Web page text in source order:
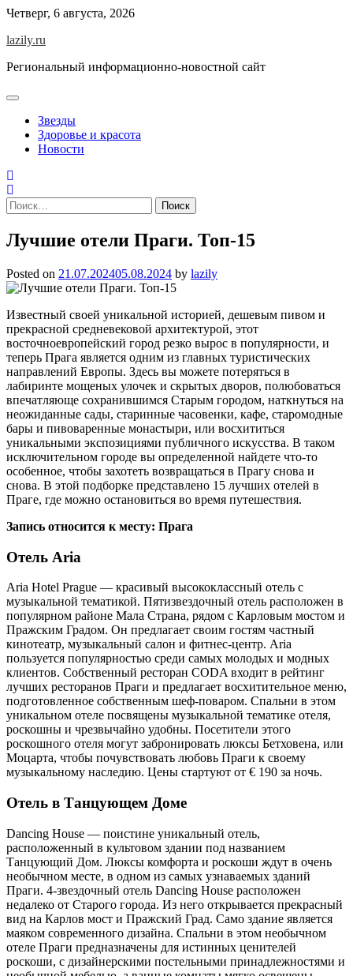
Skip
content
Четверг, 6 августа, 2026
lazily.ru
Региональный информационно-новостной сайт
Звезды
Здоровье и красота
Новости
Найти:
Лучшие отели Праги. Топ-15
Posted on 21.07.202405.08.2024 by lazily
Известный своей уникальной историей, дешевым пивом и
прекрасной средневековой архитектурой, этот
восточноевропейский город резко вырос в популярности, и
теперь Прага является одним из главных туристических
направлений Европы. Здесь вы можете потеряться в
лабиринте мощеных улочек и скрытых дворов, полюбоваться
впечатляюще сохранившимся Старым городом, наткнуться на
неожиданные сады, старинные часовенки, кафе, старомодные
бары и пивоваренные монастыри, или восхититься
уникальными экспозициями публичного искусства. В таком
исключительном городе вы определенной найдете что-то
особенное, чтобы захотеть возвращаться в Прагу снова и
снова. В этой подборке представлено 15 лучших отелей в
Праге, где можно остановиться во время путешествия.
Запись относится к месту: Прага
Отель Aria
Aria Hotel Prague — красивый высококлассный отель с
музыкальной тематикой. Пятизвездочный отель расположен в
популярном районе Мала Страна, рядом с Карловым мостом и
Пражским Градом. Он предлагает своим гостям частный
кинотеатр, музыкальный салон и фитнес-центр. Aria
пользуется популярностью среди самых молодых и модных
клиентов. Собственный ресторан CODA входит в рейтинг
лучших ресторанов Праги и предлагает восхитительное меню,
подготовленное собственным шеф-поваром. Спальни в этом
уникальном отеле посвящены музыкальной тематике отеля,
роскошны и чрезвычайно удобны. Посетители этого
роскошного отеля могут забронировать люксы Бетховена, или
Моцарта, чтобы почувствовать любовь Праги к своему
музыкальному наследию. Цены стартуют от € 190 за ночь.
Отель в Танцующем Доме
Dancing House — поистине уникальный отель,
расположенный в культовом здании под названием
Танцующий Дом. Люксы комфорта и роскоши ждут в очень
необычном месте, в одном из самых узнаваемых зданий
Праги. 4-звездочный отель Dancing House расположен
недалеко от Старого города. Из него открывается прекрасный
вид на Карлов мост и Пражский Град. Само здание является
маяком современного дизайна. Спальни в этом необычном
отеле Праги предназначены для истинных ценителей
роскоши, с дизайнерскими постельными принадлежностями и